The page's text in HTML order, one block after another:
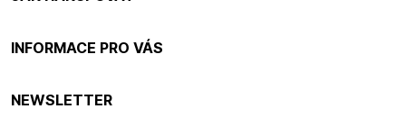
INFORMACE PRO VÁS
NEWSLETTER